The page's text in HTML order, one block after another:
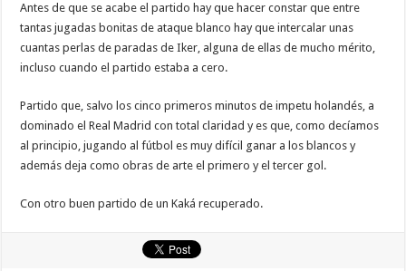
Antes de que se acabe el partido hay que hacer constar que entre
tantas jugadas bonitas de ataque blanco hay que intercalar unas
cuantas perlas de paradas de Iker, alguna de ellas de mucho mérito,
incluso cuando el partido estaba a cero.
Partido que, salvo los cinco primeros minutos de impetu holandés, a
dominado el Real Madrid con total claridad y es que, como decíamos
al principio, jugando al fútbol es muy difícil ganar a los blancos y
además deja como obras de arte el primero y el tercer gol.
Con otro buen partido de un Kaká recuperado.